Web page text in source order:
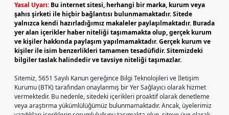
Yasal Uyarı: Bu internet sitesi, herhangi bir marka, kurum veya
şahıs şirketi ile hiçbir bağlantısı bulunmamaktadır. Sitede
yalnızca kendi hazırladığımız makaleler paylaşılmaktadır. Burada
yer alan içerikler haber niteliği taşımamakta olup, gerçek kurum
ve kişiler hakkında paylaşım yapılmamaktadır. Gerçek kurum ve
kişiler ile isim benzerlikleri tamamen tesadüfidir. Sitemizdeki
bilgiler taslak halindedir ve tavsiye niteliği taşımazlar.
Sitemiz, 5651 Sayılı Kanun gereğince Bilgi Teknolojileri ve İletişim
Kurumu (BTK) tarafından onaylanmış bir Yer Sağlayıcı olarak hizmet
vermektedir. Bu nedenle, sitedeki içerikleri proaktif olarak denetleme
veya araştırma yükümlülüğümüz bulunmamaktadır. Ancak, üyelerimiz